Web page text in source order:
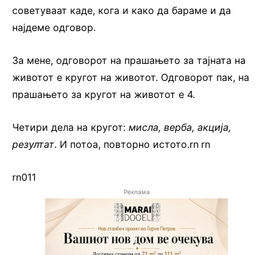
советуваат каде, кога и како да бараме и да
најдеме одговор.
За мене, одговорот на прашањето за тајната на
животот е кругот на животот. Одговорот пак, на
прашањето за кругот на животот е 4.
Четири дела на кругот: мисла, верба, акција,
резултат. И потоа, повторно истото.rn rn
rn011
Реклама